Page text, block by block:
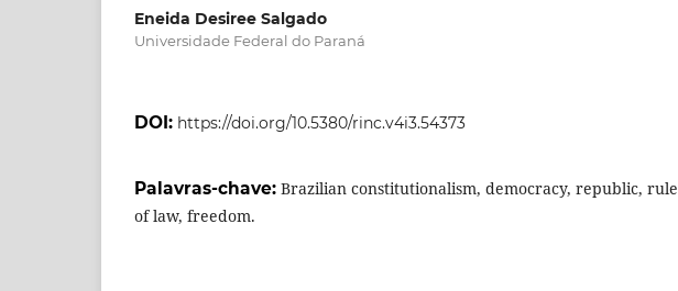
Eneida Desiree Salgado
Universidade Federal do Paraná
DOI: https://doi.org/10.5380/rinc.v4i3.54373
Palavras-chave: Brazilian constitutionalism, democracy, republic, rule
of law, freedom.